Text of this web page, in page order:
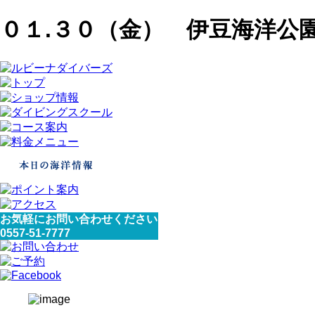
０１.３０（金） 伊豆海洋公
お気軽にお問い合わせください
0557-51-7777